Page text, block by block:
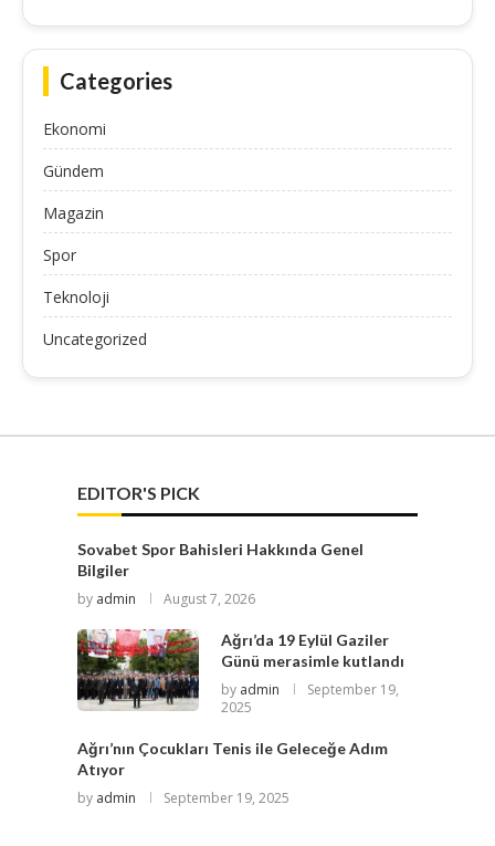
Categories
Ekonomi
Gündem
Magazin
Spor
Teknoloji
Uncategorized
EDITOR'S PICK
Sovabet Spor Bahisleri Hakkında Genel
Bilgiler
by admin August 7, 2026
Ağrı’da 19 Eylül Gaziler
Günü merasimle kutlandı
by admin
September 19,
2025
Ağrı’nın Çocukları Tenis ile Geleceğe Adım
Atıyor
by admin September 19, 2025